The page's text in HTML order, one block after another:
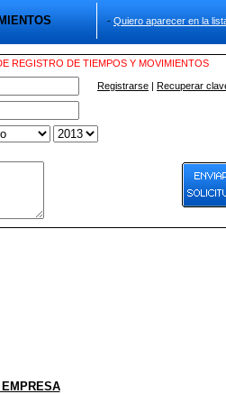
- Quiero aparecer en la
REGISTRO DE TIEMPOS Y MOVIMIENTOS
Registrarse | Recuperar